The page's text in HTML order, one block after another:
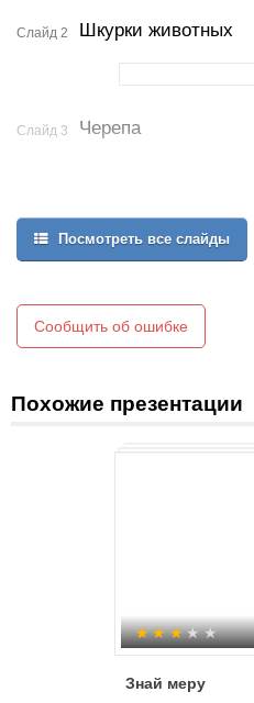
Слайд 2 Шкурки животных
Слайд 3 Черепа
Посмотреть все слайды
Сообщить об ошибке
Похожие презентации
Знай меру